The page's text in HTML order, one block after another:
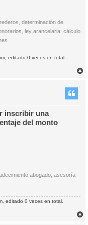
determinación de
ley arancelaria, cálculo
editado 0 veces en total.
inscribir una
del monto
abogado, asesoría
editado 0 veces en total.